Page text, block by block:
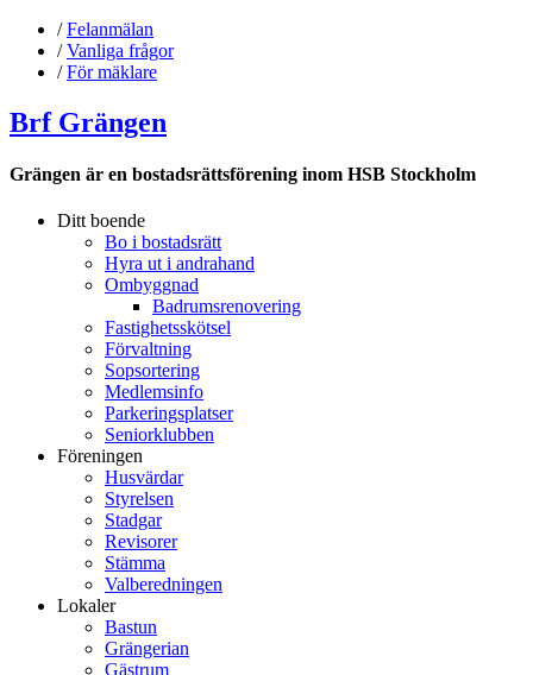
/Felanmälan
/Vanliga frågor
/För mäklare
Brf Grängen
Grängen är en bostadsrättsförening inom HSB Stockholm
Ditt boende
Bo i bostadsrätt
Hyra ut i andrahand
Ombyggnad
Badrumsrenovering
Fastighetsskötsel
Förvaltning
Sopsortering
Medlemsinfo
Parkeringsplatser
Seniorklubben
Föreningen
Husvärdar
Styrelsen
Stadgar
Revisorer
Stämma
Valberedningen
Lokaler
Bastun
Grängerian
Gästrum